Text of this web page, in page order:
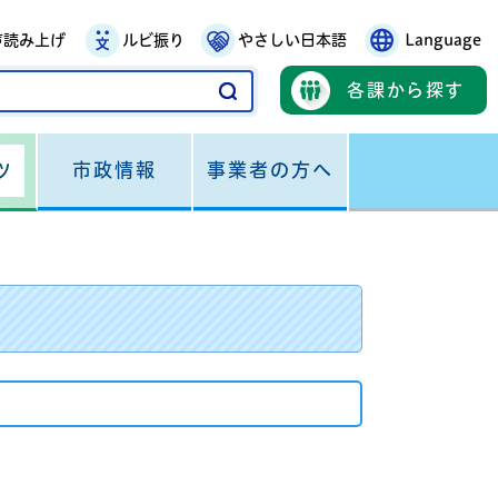
読み上げ ルビ振り やさしい日本語 Language
各課から探す
市政情報 事業者の方へ